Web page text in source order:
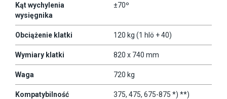
Kąt wychylenia
wysięgnika
±70º
Obciążenie klatki 120 kg (1 hlö + 40)
Wymiary klatki 820 x 740 mm
Waga 720 kg
Kompatybilność 375, 475, 675-875 *) **)